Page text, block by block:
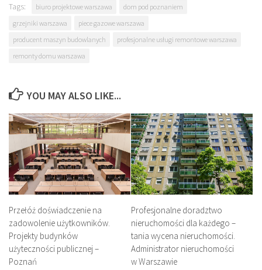
Tags: biuro projektowe warszawa
dom pod poznaniem
grzejniki warszawa
piece gazowe warszawa
producent maszyn budowlanych
profesjonalne usługi remontowe warszawa
remonty domu warszawa
YOU MAY ALSO LIKE...
Przełóż doświadczenie na
zadowolenie użytkowników.
Projekty budynków
użyteczności publicznej –
Poznań
Profesjonalne doradztwo
nieruchomości dla każdego –
tania wycena nieruchomości.
Administrator nieruchomości
w Warszawie